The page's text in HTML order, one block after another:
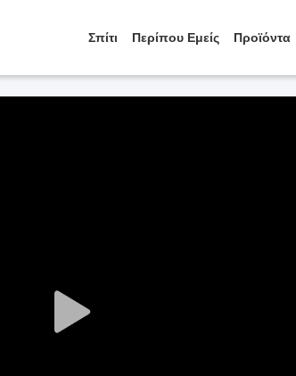
Σπίτι Περίπου Εμείς Προϊόντα
Play